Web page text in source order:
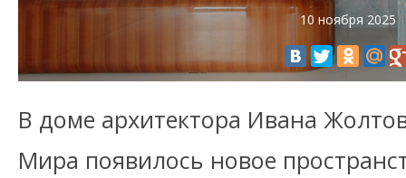
10 ноября 2025
В доме архитектора Ивана
Мира появилось новое